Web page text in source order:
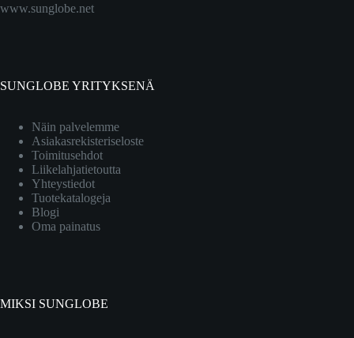
www.sunglobe.net
SUNGLOBE YRITYKSENÄ
Näin palvelemme
Asiakasrekisteriseloste
Toimitusehdot
Liikelahjatietoutta
Yhteystiedot
Tuotekatalogeja
Blogi
Oma painatus
MIKSI SUNGLOBE